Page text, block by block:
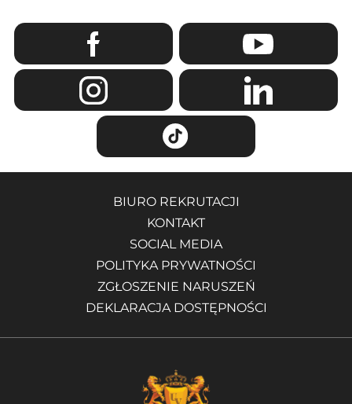
BIURO REKRUTACJI
KONTAKT
SOCIAL MEDIA
POLITYKA PRYWATNOŚCI
ZGŁOSZENIE NARUSZEŃ
DEKLARACJA DOSTĘPNOŚCI